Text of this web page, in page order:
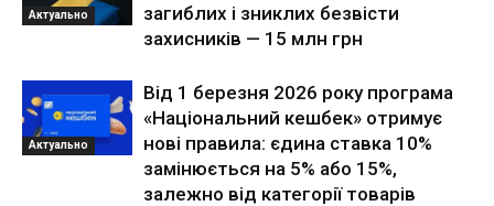
Актуально
загиблих і зниклих безвісти
захисників — 15 млн грн
Актуально
Від 1 березня 2026 року програма
«Національний кешбек» отримує
нові правила: єдина ставка 10%
замінюється на 5% або 15%,
залежно від категорії товарів